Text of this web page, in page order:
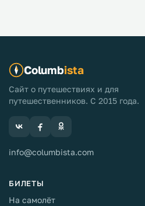
Columbista
Сайт о путешествиях и для
путешественников. С 2015 года.
info@columbista.com
БИЛЕТЫ
На самолёт